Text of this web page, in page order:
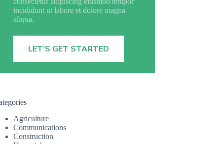
incididunt ut labore et dolore magna
aliqua.
LET’S GET STARTED
Agriculture
Communications
Construction